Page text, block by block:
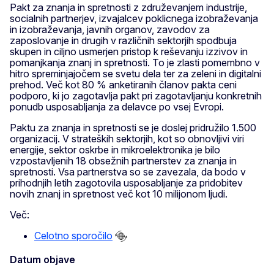
Pakt za znanja in spretnosti z združevanjem industrije,
socialnih partnerjev, izvajalcev poklicnega izobraževanja
in izobraževanja, javnih organov, zavodov za
zaposlovanje in drugih v različnih sektorjih spodbuja
skupen in ciljno usmerjen pristop k reševanju izzivov in
pomanjkanja znanj in spretnosti. To je zlasti pomembno v
hitro spreminjajočem se svetu dela ter za zeleni in digitalni
prehod. Več kot 80 % anketiranih članov pakta ceni
podporo, ki jo zagotavlja pakt pri zagotavljanju konkretnih
ponudb usposabljanja za delavce po vsej Evropi.
Paktu za znanja in spretnosti se je doslej pridružilo 1.500
organizacij. V strateških sektorjih, kot so obnovljivi viri
energije, sektor oskrbe in mikroelektronika je bilo
vzpostavljenih 18 obsežnih partnerstev za znanja in
spretnosti. Vsa partnerstva so se zavezala, da bodo v
prihodnjih letih zagotovila usposabljanje za pridobitev
novih znanj in spretnost več kot 10 milijonom ljudi.
Več:
Celotno sporočilo
Datum objave